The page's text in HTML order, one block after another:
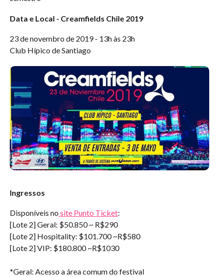
Data e Local - Creamfields Chile 2019
23 de novembro de 2019 - 13h às 23h
Club Hípico de Santiago
Ingressos
Disponíveis no site Punto Ticket:
[Lote 2] Geral: $50.850 ~ R$290
[Lote 2] Hospitality: $101.700 ~R$580
[Lote 2] VIP: $180.800 ~R$1030
*Geral: Acesso a área comum do festival